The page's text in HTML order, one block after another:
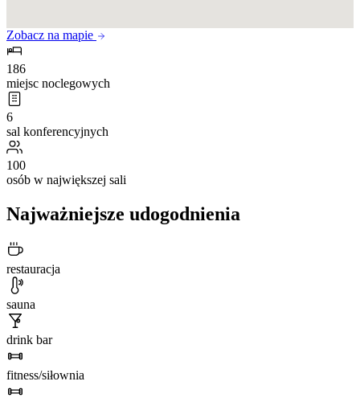
Zobacz na mapie
186
miejsc noclegowych
6
sal konferencyjnych
100
osób w największej sali
Najważniejsze udogodnienia
restauracja
sauna
drink bar
fitness/siłownia